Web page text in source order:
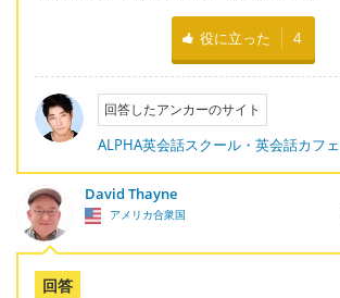
役に立った 4
回答したアンカーのサイト
ALPHA英会話スクール・英会話カフェ
David Thayne
アメリカ合衆国
回答